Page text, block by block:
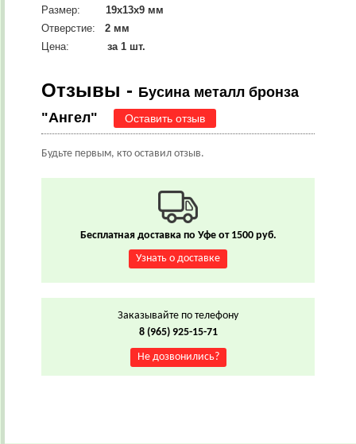
Размер:
19х13х9 мм
Отверстие: 2 мм
Цена: за 1 шт.
Отзывы - Бусина металл бронза
"Ангел"
Оставить отзыв
Будьте первым, кто оставил отзыв.
Бесплатная доставка по Уфе от 1500 руб.
Узнать о доставке
Заказывайте по телефону
8 (965) 925-15-71
Не дозвонились?